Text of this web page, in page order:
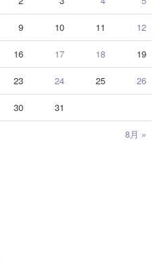
8月 »
9 10 11 12
16 17 18 19
23 24 25 26
30 31